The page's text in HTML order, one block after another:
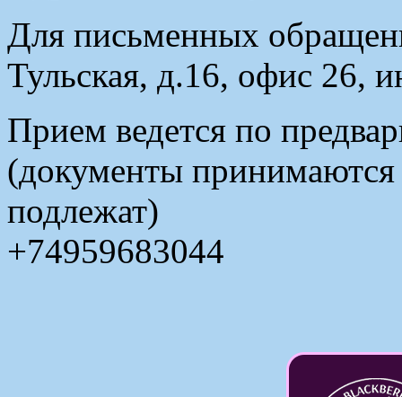
Для письменных
Тульская, д.16, офис 26,
Прием ведется по
(документы принимаются
подлежат)
+74959683044